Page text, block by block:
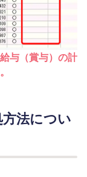
与（賞与）の計
法につい